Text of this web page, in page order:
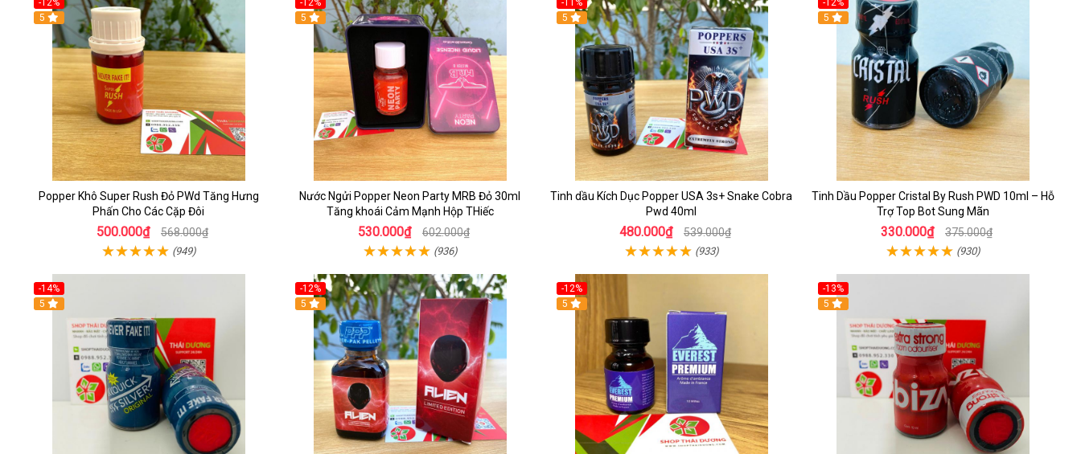
5
Popper Khô Super Rush Đỏ PWd Tăng Hưng
Phấn Cho Các Cặp Đôi
500.000₫ 568.000₫
(949)
5
Nước Ngửi Popper Neon Party MRB Đỏ 30ml
Tăng khoái Cảm Mạnh Hộp THiếc
530.000₫ 602.000₫
(936)
5
Tinh dầu Kích Dục Popper USA 3s+ Snake Cobra
Pwd 40ml
480.000₫ 539.000₫
(933)
5
Tinh Dầu Popper Cristal By Rush PWD 10ml – Hỗ
Trợ Top Bot Sung Mãn
330.000₫ 375.000₫
(930)
-14%
5
-12%
5
-12%
5
-13%
5